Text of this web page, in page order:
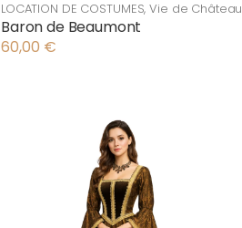
LOCATION DE COSTUMES,Vie de Château
Baron de Beaumont
60,00 €